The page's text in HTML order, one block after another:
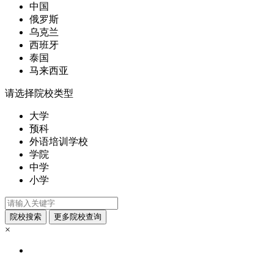
中国
俄罗斯
乌克兰
西班牙
泰国
马来西亚
请选择院校类型
大学
预科
外语培训学校
学院
中学
小学
×